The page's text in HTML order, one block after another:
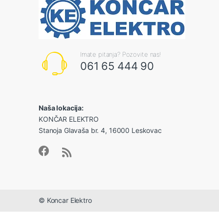
Imate pitanja? Pozovite nas!
061 65 444 90
Naša lokacija:
KONČAR ELEKTRO
Stanoja Glavaša br. 4, 16000 Leskovac
© Koncar Elektro